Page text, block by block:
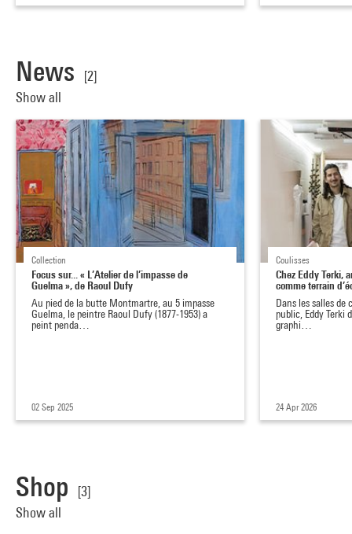
News
[2]
Show all
Collection
Focus sur... « L’Atelier de l’impasse de
Guelma », de Raoul Dufy
Au pied de la butte Montmartre, au 5 impasse
Guelma, le peintre Raoul Dufy (1877-1953) a
peint penda…
02 Sep 2025
Coulisses
Chez Eddy Terki,
comme terrain
Dans les salles de
public, Eddy Terki
graphi…
24 Apr 2026
Shop
[3]
Show all